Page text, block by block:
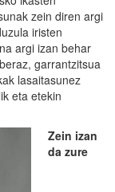
zein diren argi
iristen
argi izan behar
garrantzitsua
lasaitasunez
eta etekin
Zein izan
da zure